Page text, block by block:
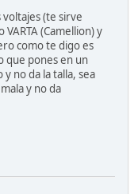
voltajes (te sirve
(Camellion) y
como te digo es
que pones en un
no da la talla, sea
y no da